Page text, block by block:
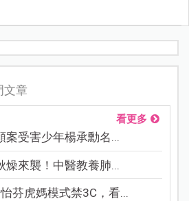
文章
看更多
案受害少年楊承勳名...
燥來襲！中醫教養肺...
芬虎媽模式禁3C，看...